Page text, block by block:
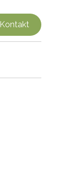
Kontakt